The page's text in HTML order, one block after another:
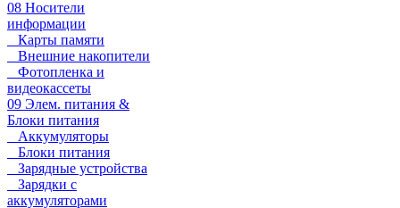
08 Носители
информации
Карты памяти
Внешние накопители
Фотопленка и
видеокассеты
09 Элем. питания &
Блоки питания
Аккумуляторы
Блоки питания
Зарядные устройства
Зарядки с
аккумуляторами